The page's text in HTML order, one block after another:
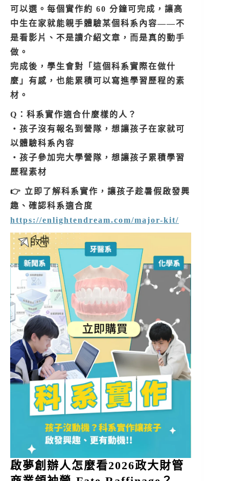
可以選。每個實作約 60 分鐘可完成，讓高
中生在家就能親手體驗某個科系內容——不
是看影片、不是讀介紹文章，而是真的動手
做。
完成後，學生會對「這個科系實際在做什
麼」有感，也能累積可以寫進學習歷程的素
材。
Q：科系實作適合什麼樣的人？
・孩子沒有報名到營隊，想讓孩子在家就可
以體驗科系內容
・孩子參加完大學營隊，想讓孩子累積學習
歷程素材
👉 立即了解科系實作，讓孩子趁暑假啟發興
趣、確認科系適合度
https://enlightendream.com/major-kit/
啟夢創辦人怎麼看2026政大財管